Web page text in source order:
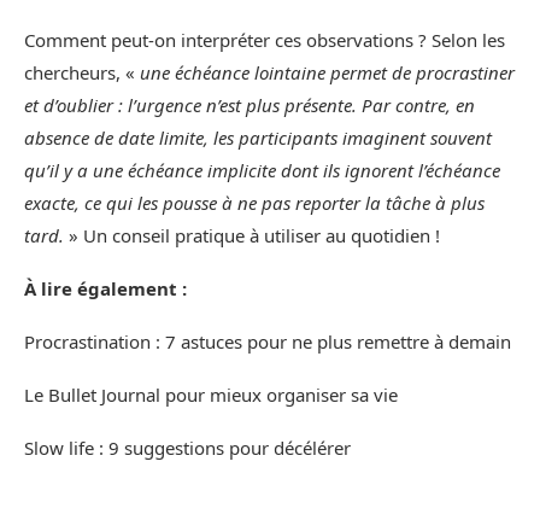
Comment peut-on interpréter ces observations ? Selon les
chercheurs, « une échéance lointaine permet de procrastiner
et d’oublier : l’urgence n’est plus présente. Par contre, en
absence de date limite, les participants imaginent souvent
qu’il y a une échéance implicite dont ils ignorent l’échéance
exacte, ce qui les pousse à ne pas reporter la tâche à plus
tard. » Un conseil pratique à utiliser au quotidien !
À lire également :
Procrastination : 7 astuces pour ne plus remettre à demain
Le Bullet Journal pour mieux organiser sa vie
Slow life : 9 suggestions pour décélérer